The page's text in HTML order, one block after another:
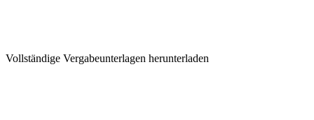
Vollständige Vergabeunterlagen herunterladen